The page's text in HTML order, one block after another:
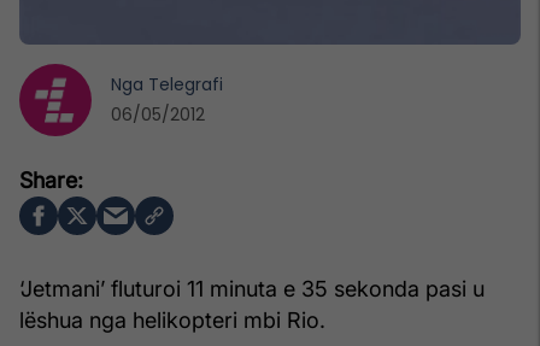
‘Jetmani’ fluturoi 11 minuta e 35 sekonda pasi u
lëshua nga helikopteri mbi Rio.
Nga Telegrafi
06/05/2012